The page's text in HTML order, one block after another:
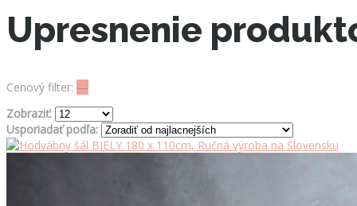
Upresnenie
Cenový filter: —
Zobraziť:
Usporiadať podľa: